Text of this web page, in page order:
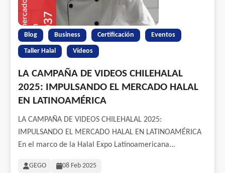
Blog Business Certificación Eventos
Taller Halal Vídeos
LA CAMPAÑA DE VIDEOS CHILEHALAL
2025: IMPULSANDO EL MERCADO HALAL
EN LATINOAMÉRICA
LA CAMPAÑA DE VIDEOS CHILEHALAL 2025:
IMPULSANDO EL MERCADO HALAL EN LATINOAMÉRICA
En el marco de la Halal Expo Latinoamericana...
GEGO 08 Feb 2025